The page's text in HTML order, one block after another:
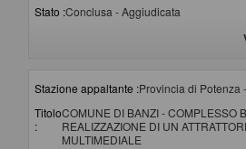
Stato :Conclusa - Aggiudicata
Stazione appaltante :Provincia di Potenza
Titolo
:
COMUNE DI BANZI - COMPLESSO
REALIZZAZIONE DI UN
MULTIMEDIALE